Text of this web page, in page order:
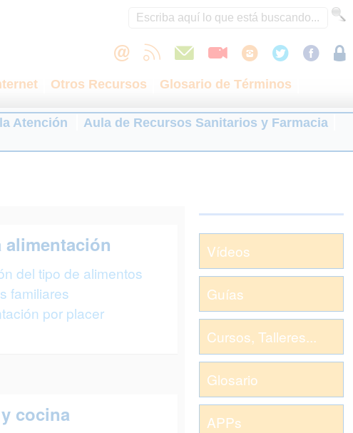
Otros Recursos
Glosario de Términos
Atención
Aula de Recursos Sanitarios y Farmacia
del tipo de alimentos
familiares
por placer
cocina
Vídeos
Guías
Cursos, Talleres...
Glosario
APPs